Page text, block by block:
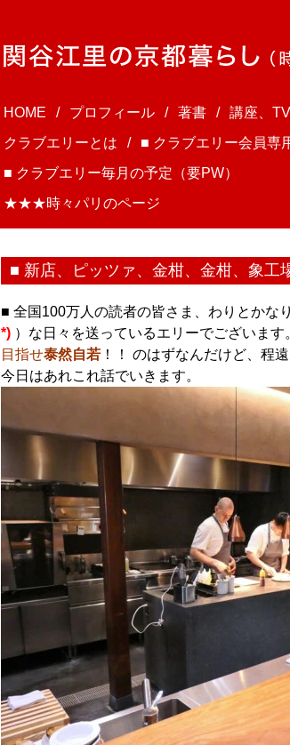
HOME プロフィール 著書
講座、
クラブエリーとは
■ クラブエリー会員専
■ クラブエリー毎月の予定（要PW）
★★★時々パリのページ
■ 新店、ピッツァ、金柑、金柑、象工
■ 全国100万人の読者の皆さま、わりとかなり
*) ）な日々を送っているエリーでございます
目指せ泰然自若 ！！ のはずなんだけど、程
今日はあれこれ話でいきます。